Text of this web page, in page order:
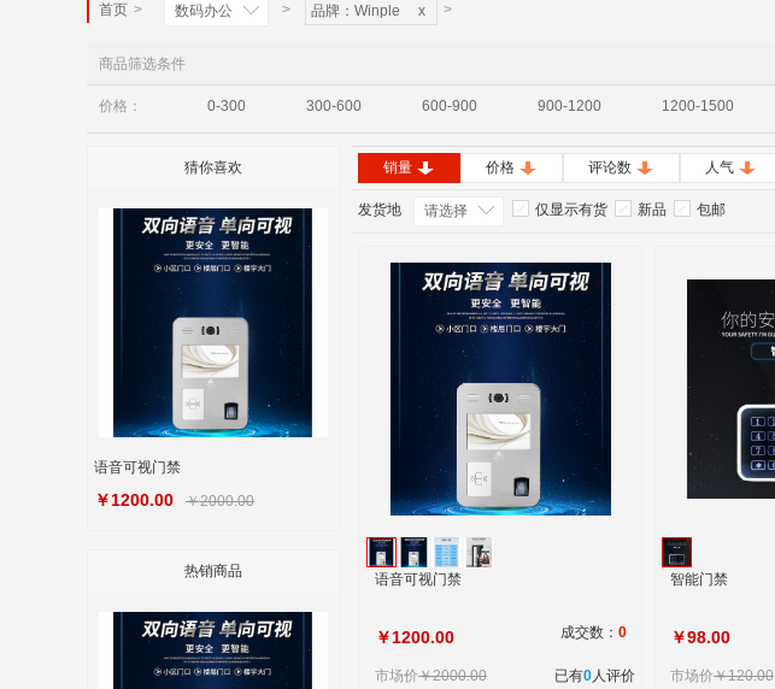
首页 > 数码办公 > 品牌：Winple x >
商品筛选条件
价格： 0-300 300-600 600-900 900-1200 1200-1500
猜你喜欢
语音可视门禁
￥1200.00 ￥2000.00
热销商品
销量 价格 评论数 人气
发货地 请选择 仅显示有货 新品 包邮
语音可视门禁
￥1200.00 成交数： 0
市场价￥2000.00 已有0人评价
智能门禁
￥98.00
市场价￥120.00